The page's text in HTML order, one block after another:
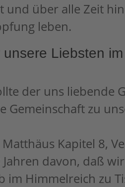
und über alle Zeit
leben.
Liebsten
der uns liebende
Gemeinschaft zu
Matthäus Kapitel 8,
davon, daß
im Himmelreich zu